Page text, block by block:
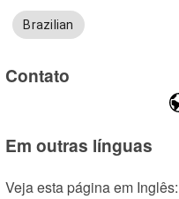
Brazilian
Contato
Em outras línguas
Veja esta página em Inglês: